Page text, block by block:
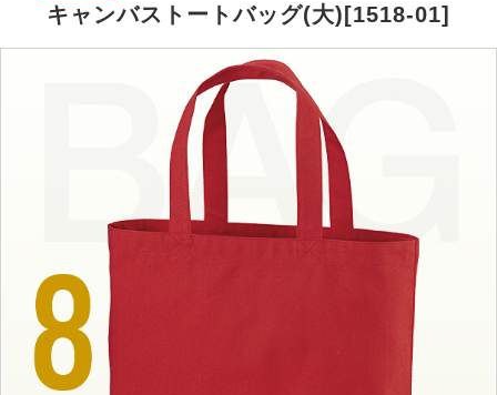
キャンバストートバッグ(大)[1518-01]